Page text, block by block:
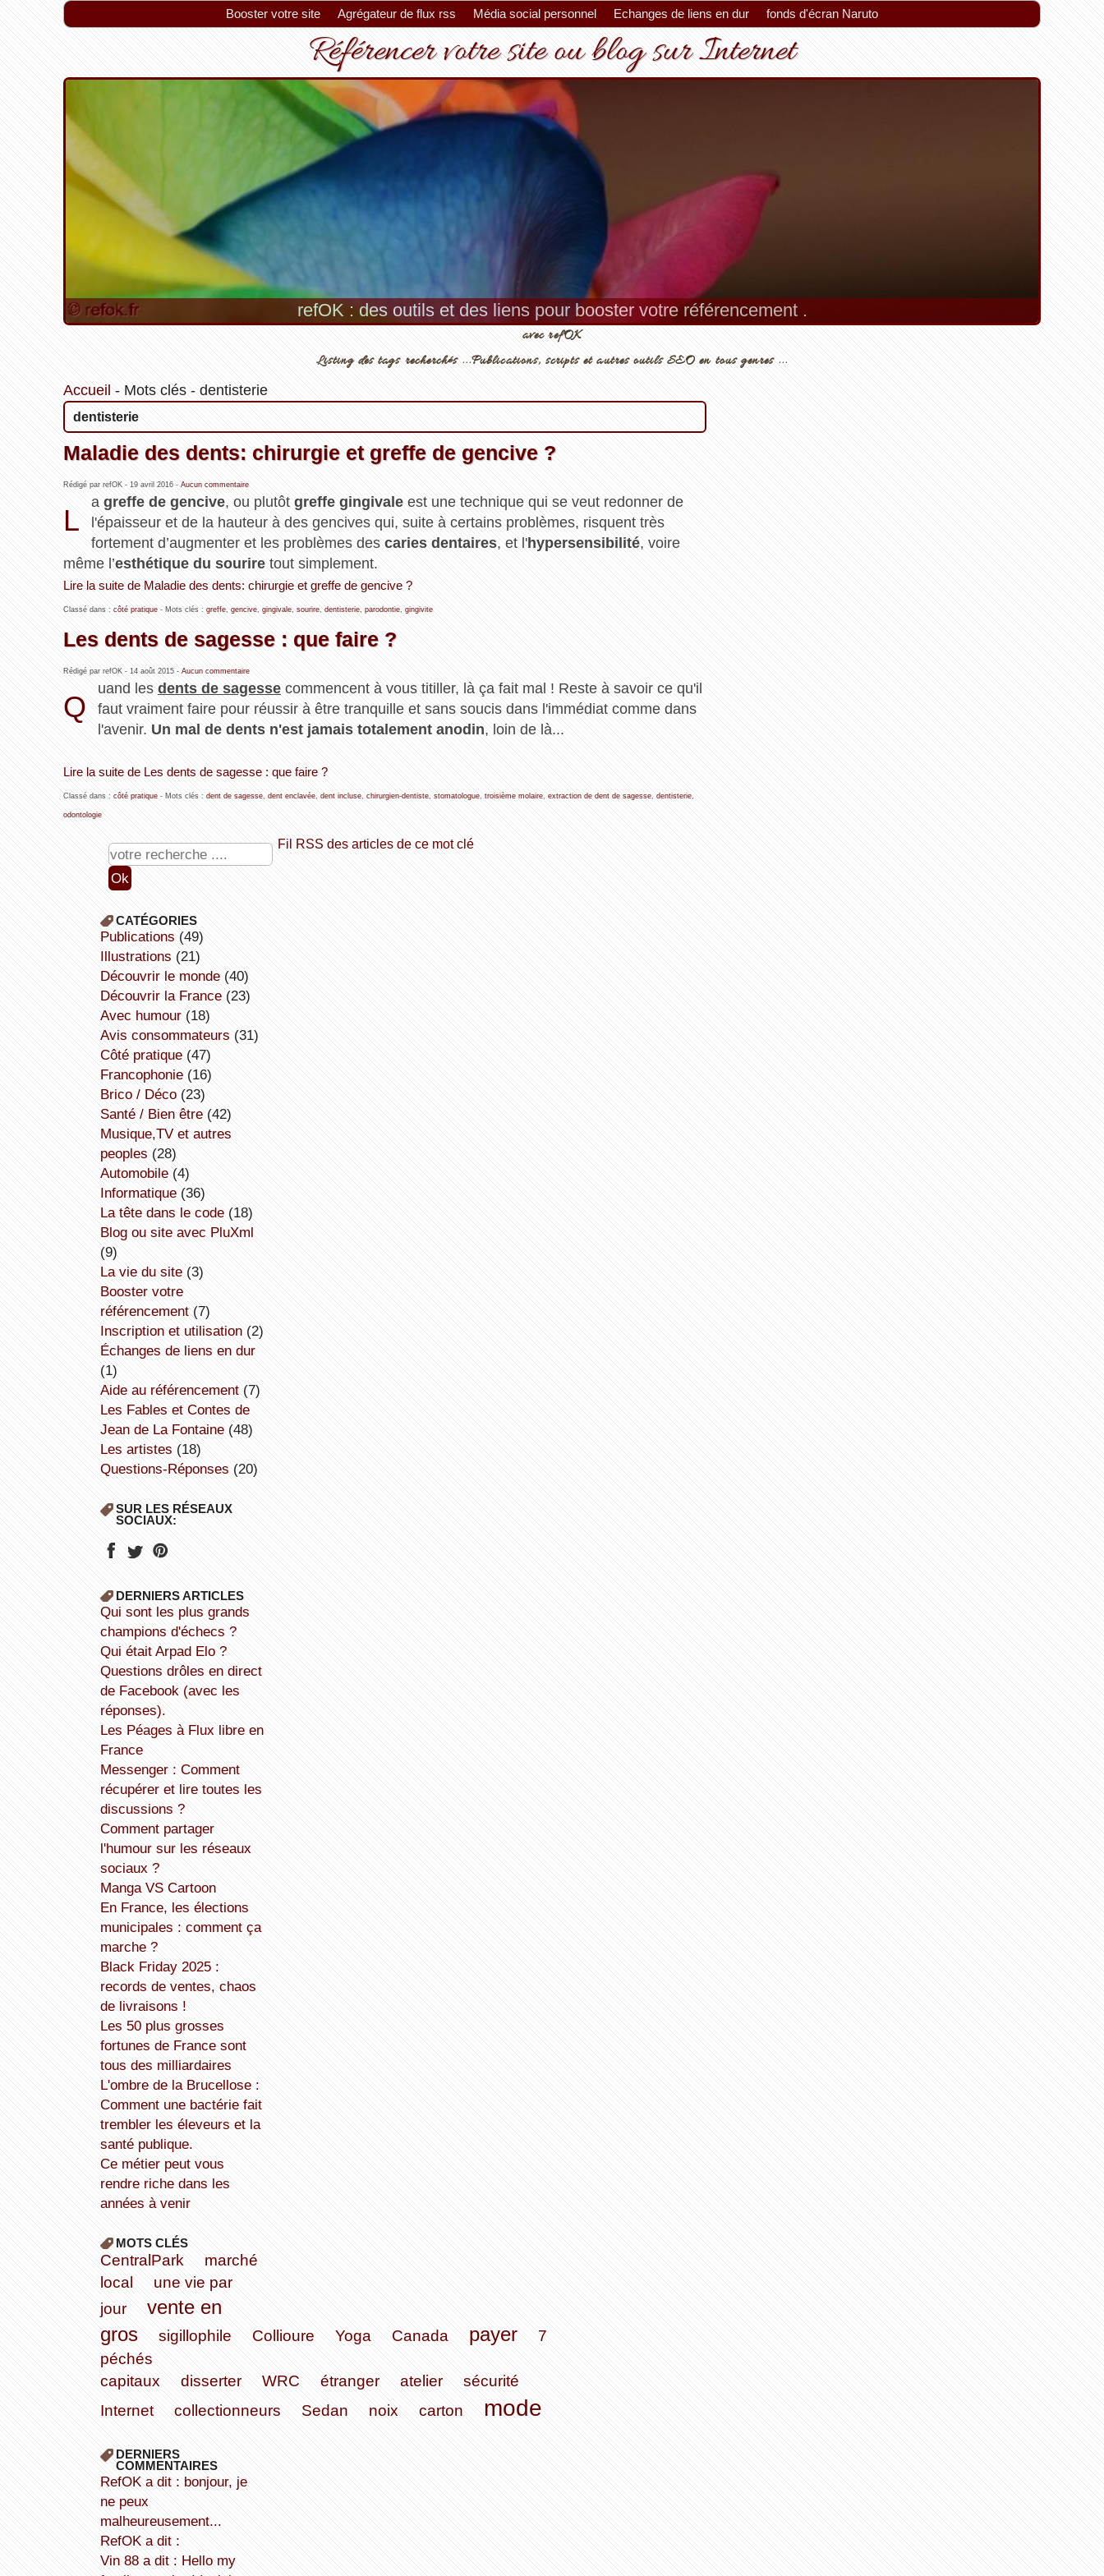
Booster votre site Agrégateur de flux rss Média social personnel Echanges de liens en dur fonds d'écran Naruto
Référencer votre site ou blog sur Internet
refOK : des outils et des liens pour booster votre référencement .
avec refOK
Listing des tags recherchés ...Publications, scripts et autres outils SEO en tous genres ...
Accueil - Mots clés- dentisterie
dentisterie
Maladie des dents: chirurgie et greffe de gencive ?
Rédigé par refOK - 19 avril 2016- Aucun commentaire
L
a greffe de gencive, ou plutôt greffe gingivale est une technique qui se veut redonner de
l'épaisseur et de la hauteur à des gencives qui, suite à certains problèmes, risquent très
fortement d’augmenter et les problèmes des caries dentaires, et l'hypersensibilité, voire
même l’esthétique du souriretout simplement.
Lire la suite de Maladie des dents: chirurgie et greffe de gencive ?
Classé dans : côté pratique- Mots clés : greffe, gencive, gingivale, sourire, dentisterie, parodontie, gingivite
Les dents de sagesse : que faire ?
Rédigé par refOK - 14 août 2015- Aucun commentaire
Q
uand les dents de sagesse commencent à vous titiller, là ça fait mal ! Reste à savoir ce qu'il
faut vraiment faire pour réussir à être tranquille et sans soucis dans l'immédiat comme dans
l'avenir. Un mal de dents n'est jamais totalement anodin, loin de là...
Lire la suite de Les dents de sagesse : que faire ?
Classé dans : côté pratique- Mots clés : dent de sagesse, dent enclavée, dent incluse, chirurgien-dentiste, stomatologue, troisième molaire, extraction de dent de sagesse, dentisterie,
odontologie
Fil RSS des articles de ce mot clé
CATÉGORIES
publications (49)
illustrations (21)
découvrir le monde(40)
découvrir la France(23)
avec humour(18)
avis consommateurs (31)
côté pratique(47)
Francophonie(16)
Brico / Déco(23)
Santé / Bien être(42)
Musique,TV et autres
peoples (28)
Automobile(4)
informatique(36)
la tête dans le code(18)
Blog ou site avec PluXml
(9)
la vie du site(3)
booster votre
référencement(7)
inscription et utilisation(2)
échanges de liens en dur
(1)
aide au référencement(7)
Les Fables et Contes de
Jean de La Fontaine(48)
Les artistes (18)
Questions-Réponses (20)
SUR LES RÉSEAUX
SOCIAUX:
DERNIERS ARTICLES
Qui sont les plus grands
champions d'échecs ?
Qui était Arpad Elo ?
Questions drôles en direct
de Facebook (avec les
réponses).
Les Péages à Flux libre en
France
Messenger : Comment
récupérer et lire toutes les
discussions ?
Comment partager
l'humour sur les réseaux
sociaux ?
Manga VS Cartoon
En France, les élections
municipales : comment ça
marche ?
Black Friday 2025 :
records de ventes, chaos
de livraisons !
Les 50 plus grosses
fortunes de France sont
tous des milliardaires
L'ombre de la Brucellose :
Comment une bactérie fait
trembler les éleveurs et la
santé publique.
Ce métier peut vous
rendre riche dans les
années à venir
MOTS CLÉS
CentralPark
marché
local
une vie par
jour
vente en
gros
sigillophile Collioure Yoga Canada payer
7
péchés
capitaux
disserter WRC étranger atelier
sécurité
Internet
collectionneurs Sedan noix carton mode
DERNIERS
COMMENTAIRES
refOK a dit : bonjour, je
ne peux
malheureusement...
refOK a dit :
Vin 88 a dit : Hello my